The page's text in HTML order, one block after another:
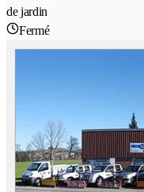
de jardin
Fermé